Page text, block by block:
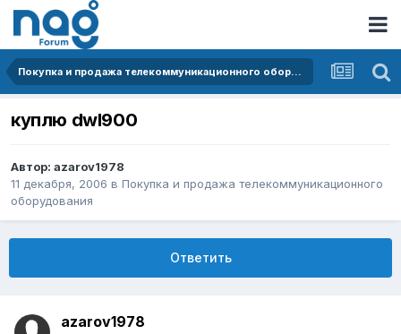
Покупка и продажа телекоммуникационного оборудования
куплю dwl900
Автор: azarov1978
11 декабря, 2006 в Покупка и продажа телекоммуникационного
оборудования
Ответить
azarov1978